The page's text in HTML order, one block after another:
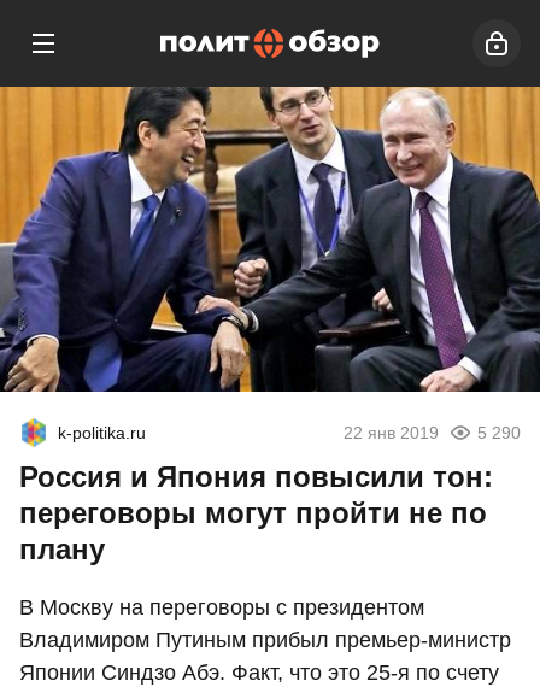
k-politika.ru 22 янв 2019 5 290
Россия и Япония повысили тон:
переговоры могут пройти не по
плану
В Москву на переговоры с президентом
Владимиром Путиным прибыл премьер-министр
Японии Синдзо Абэ. Факт, что это 25-я по счету